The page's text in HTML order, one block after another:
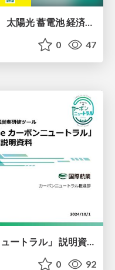
エネがえるBPOリーフレット 太陽光 蓄電池 経済効果試算代行（パネルレイアウト設計、補助金申請書作成、系統連系申請、現地調査・EPC・O&M、教育研修等様々な代行が可） 環境省、自治体、大手メーカー、販売施工店など多数実績あり
0 47
「ボードゲーム de カーボンニュートラル」 説明資料（国際航業オリジナル脱炭素研修ツール）
0 92